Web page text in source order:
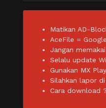
Matikan AD-
AceFile =
Jangan
Selalu update
Gunakan MX
Silahkan lapor
Cara download